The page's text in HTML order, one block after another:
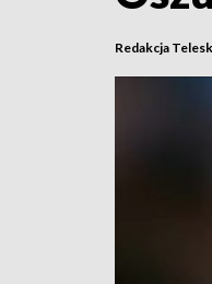
Redakcja